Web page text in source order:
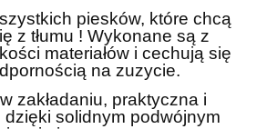
piesków, które chcą
z tłumu ! Wykonane są z
materiałów i cechują się
na zuzycie.
zakładaniu, praktyczna i
dzięki solidnym podwójnym